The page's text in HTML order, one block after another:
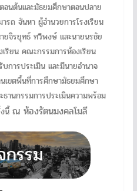
นต้นและมัธยมศึกษาตอนปลาย
ถ จันหา ผู้อำนวยการโรงเรียน
ยจิรยุทธ์ ทวีพงษ์ และนายนรชัย
รียน คณะกรรมการห้องเรียน
การประเมิน และมีนายอำนาจ
เขตพื้นที่การศึกษามัธยมศึกษา
านกรรมการประเมินความพร้อม
นี้ ณ ห้องรัตนมงคลโมลี